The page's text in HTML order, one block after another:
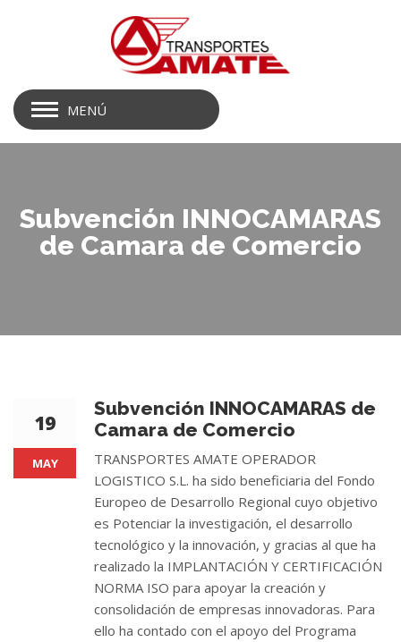
MENÚ
Subvención INNOCAMARAS
de Camara de Comercio
19
MAY
Subvención INNOCAMARAS de
Camara de Comercio
TRANSPORTES AMATE OPERADOR
LOGISTICO S.L. ha sido beneficiaria del Fondo
Europeo de Desarrollo Regional cuyo objetivo
es Potenciar la investigación, el desarrollo
tecnológico y la innovación, y gracias al que ha
realizado la IMPLANTACIÓN Y CERTIFICACIÓN
NORMA ISO para apoyar la creación y
consolidación de empresas innovadoras. Para
ello ha contado con el apoyo del Programa